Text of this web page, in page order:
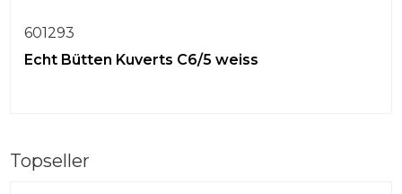
601293
Echt Bütten Kuverts C6/5 weiss
Topseller